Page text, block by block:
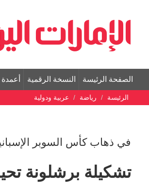
الصفحة الرئيسة النسخة الرقمية أعمدة
الرئيسة رياضة عربية ودولية
في ذهاب كأس السوبر
تشكيلة برشلونة